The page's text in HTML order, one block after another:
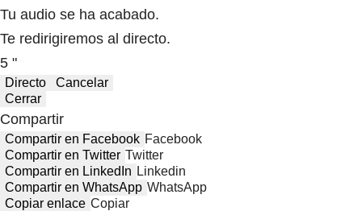
Tu audio se ha acabado.
Te redirigiremos al directo.
5 "
Directo
Cancelar
Cerrar
Compartir
Compartir en Facebook Facebook
Compartir en Twitter Twitter
Compartir en LinkedIn Linkedin
Compartir en WhatsApp WhatsApp
Copiar enlace Copiar